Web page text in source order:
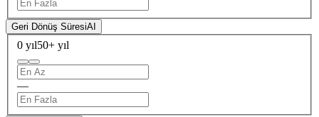
Geri Dönüş SüresiAI
0 yıl50+ yıl
—